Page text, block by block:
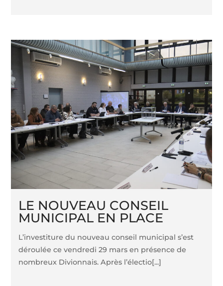
LE NOUVEAU CONSEIL
MUNICIPAL EN PLACE
L’investiture du nouveau conseil municipal s’est
déroulée ce vendredi 29 mars en présence de
nombreux Divionnais. Après l’électio[...]